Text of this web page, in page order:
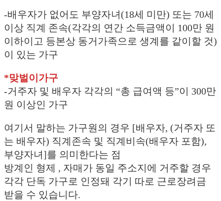
-배우자가 없어도 부양자녀(18세 미만) 또는 70세
이상 직계 존속(각각의 연간 소득금액이 100만 원
이하이고 등본상 동거가족으로 생계를 같이할 것)
이 있는 가구
*맞벌이가구
-거주자 및 배우자 각각의 “총 급여액 등”이 300만
원 이상인 가구
여기서 말하는 가구원의 경우 [배우자, (거주자 또
는 배우자) 직계존속 및 직계비속(배우자 포함),
부양자녀]를 의미한다는 점
방계인 형제 , 자매가 동일 주소지에 거주할 경우
각각 단독 가구로 인정돼 각기 따로 근로장려금
받을 수 있습니다.